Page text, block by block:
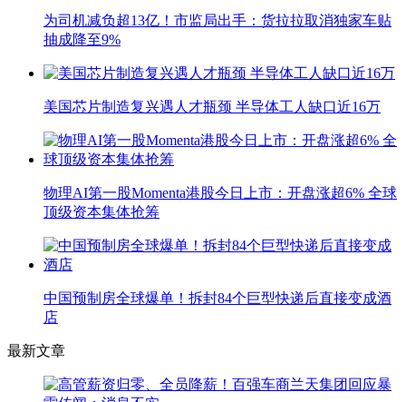
为司机减负超13亿！市监局出手：货拉拉取消独家车贴
抽成降至9%
美国芯片制造复兴遇人才瓶颈 半导体工人缺口近16万
物理AI第一股Momenta港股今日上市：开盘涨超6% 全球
顶级资本集体抢筹
中国预制房全球爆单！拆封84个巨型快递后直接变成酒
店
最新文章